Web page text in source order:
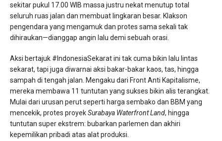
sekitar pukul 17.00 WIB massa justru nekat menutup total
seluruh ruas jalan dan membuat lingkaran besar. Klakson
pengendara yang mengamuk dan protes sama sekali tak
dihiraukan—dianggap angin lalu demi sebuah orasi.
​Aksi bertajuk #IndonesiaSekarat ini tak cuma bikin lalu lintas
sekarat, tapi juga diwarnai aksi bakar-bakar kaos, tas, hingga
sampah di tengah jalan. Mengaku dari Front Anti Kapitalisme,
mereka membawa 11 tuntutan yang sukses bikin alis terangkat.
Mulai dari urusan perut seperti harga sembako dan BBM yang
mencekik, protes proyekSurabaya Waterfront Land, hingga
tuntutan super ekstrem: bubarkan parlemen dan akhiri
kepemilikan pribadi atas alat produksi.